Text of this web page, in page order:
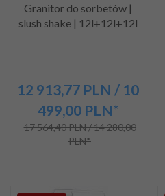
Granitor do sorbetów |
slush shake | 12l+12l+12l
12 913,77 PLN / 10
499,00 PLN*
17 564,40 PLN / 14 280,00
PLN*